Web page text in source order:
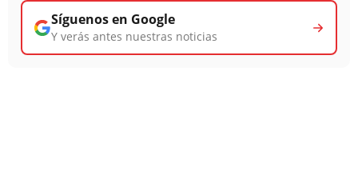
Síguenos en Google
Y verás antes nuestras noticias